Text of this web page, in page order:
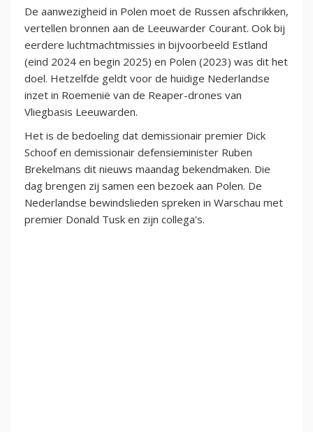
De aanwezigheid in Polen moet de Russen afschrikken,
vertellen bronnen aan de Leeuwarder Courant. Ook bij
eerdere luchtmachtmissies in bijvoorbeeld Estland
(eind 2024 en begin 2025) en Polen (2023) was dit het
doel. Hetzelfde geldt voor de huidige Nederlandse
inzet in Roemenië van de Reaper-drones van
Vliegbasis Leeuwarden.
Het is de bedoeling dat demissionair premier Dick
Schoof en demissionair defensieminister Ruben
Brekelmans dit nieuws maandag bekendmaken. Die
dag brengen zij samen een bezoek aan Polen. De
Nederlandse bewindslieden spreken in Warschau met
premier Donald Tusk en zijn collega's.